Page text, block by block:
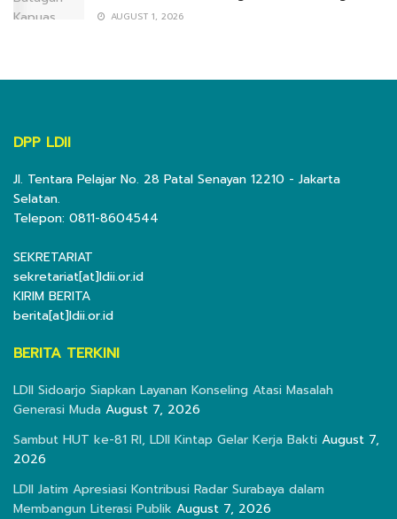
AUGUST 1, 2026
DPP LDII
Jl. Tentara Pelajar No. 28 Patal Senayan 12210 - Jakarta
Selatan.
Telepon: 0811-8604544
SEKRETARIAT
sekretariat[at]ldii.or.id
KIRIM BERITA
berita[at]ldii.or.id
BERITA TERKINI
LDII Sidoarjo Siapkan Layanan Konseling Atasi Masalah
Generasi Muda August 7, 2026
Sambut HUT ke-81 RI, LDII Kintap Gelar Kerja Bakti August 7,
2026
LDII Jatim Apresiasi Kontribusi Radar Surabaya dalam
Membangun Literasi Publik August 7, 2026